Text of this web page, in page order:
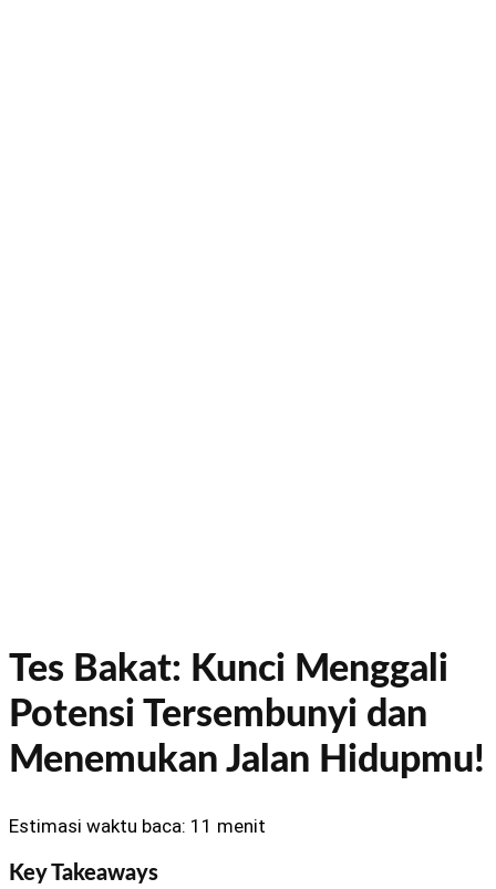
Tes Bakat: Kunci Menggali
Potensi Tersembunyi dan
Menemukan Jalan Hidupmu!
Estimasi waktu baca: 11 menit
Key Takeaways